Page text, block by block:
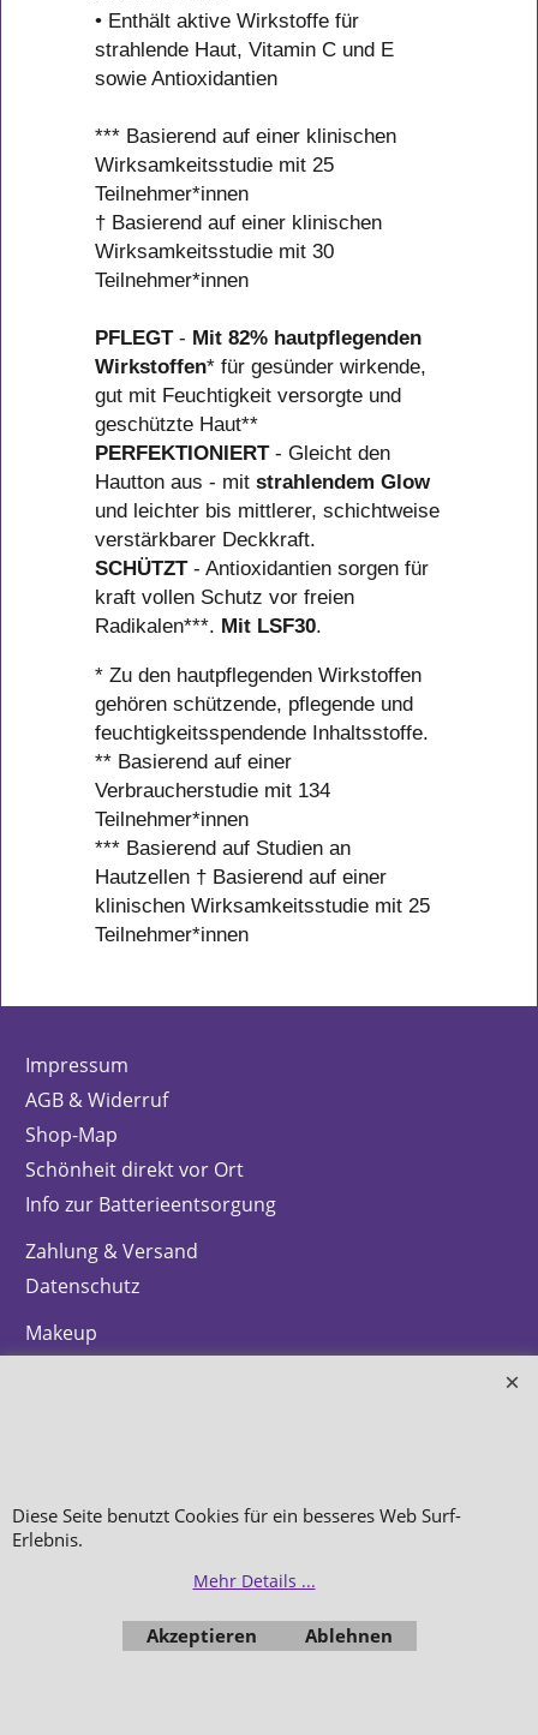
• Enthält aktive Wirkstoffe für
strahlende Haut, Vitamin C und E
sowie Antioxidantien
*** Basierend auf einer klinischen
Wirksamkeitsstudie mit 25
Teilnehmer*innen
† Basierend auf einer klinischen
Wirksamkeitsstudie mit 30
Teilnehmer*innen
PFLEGT- Mit 82% hautpflegenden
Wirkstoffen* für gesünder wirkende,
gut mit Feuchtigkeit versorgte und
geschützte Haut**
PERFEKTIONIERT- Gleicht den
Hautton aus - mit strahlendem Glow
und leichter bis mittlerer, schichtweise
verstärkbarer Deckkraft.
SCHÜTZT- Antioxidantien sorgen für
kraft vollen Schutz vor freien
Radikalen***. Mit LSF30.
* Zu den hautpflegenden Wirkstoffen
gehören schützende, pflegende und
feuchtigkeitsspendende Inhaltsstoffe.
** Basierend auf einer
Verbraucherstudie mit 134
Teilnehmer*innen
*** Basierend auf Studien an
Hautzellen † Basierend auf einer
klinischen Wirksamkeitsstudie mit 25
Teilnehmer*innen
Impressum
AGB & Widerruf
Shop-Map
Schönheit direkt vor Ort
Info zur Batterieentsorgung
Zahlung & Versand
Datenschutz
Makeup
WebShop erstellt mit
Diese Seite benutzt Cookies für ein besseres Web Surf-
Erlebnis.
Mehr Details ...
Akzeptieren Ablehnen